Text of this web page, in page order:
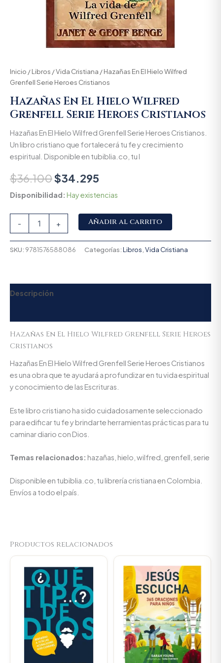
Inicio /Libros /Vida Cristiana / Hazañas En El Hielo Wilfred
Grenfell Serie Heroes Cristianos
Hazañas En El Hielo Wilfred
Grenfell Serie Heroes Cristianos
Hazañas En El Hielo Wilfred Grenfell Serie Heroes Cristianos.
Un libro cristiano que fortalecerá tu fe y crecimiento
espiritual. Disponible en tubiblia.co, tu l
$36.100$34.295
Disponibilidad: Hay existencias
- + Añadir al carrito
SKU: 9781576588086 Categorías:Libros Vida Cristiana
Descripción
Hazañas En El Hielo Wilfred Grenfell Serie Heroes
Cristianos
Hazañas En El Hielo Wilfred Grenfell Serie Heroes Cristianos
es una obra que te ayudará a profundizar en tu vida espiritual
y conocimiento de las Escrituras.
Este libro cristiano ha sido cuidadosamente seleccionado
para edificar tu fe y brindarte herramientas prácticas para tu
caminar diario con Dios.
Temas relacionados: hazañas, hielo, wilfred, grenfell, serie
Disponible en tubiblia.co, tu librería cristiana en Colombia.
Envíos a todo el país.
Productos relacionados
price
$59.800.
Current
price
$56.810.
price
was:
$80.100.
Current
price
is: